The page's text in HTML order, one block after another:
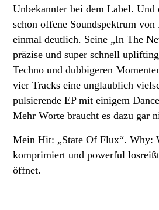
Unbekannter bei dem Label. Und
schon offene Soundspektrum von
einmal deutlich. Seine „In The
präzise und super schnell
Techno und dubbigeren
vier Tracks eine unglaublich
pulsierende EP mit einigem
Mehr Worte braucht es dazu gar
Mein Hit: „State Of Flux“. Why:
komprimiert und powerful
öffnet.